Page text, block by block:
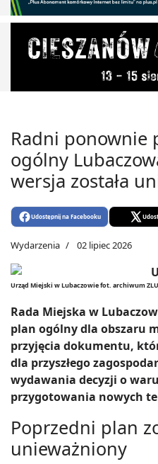
Radni ponownie
ogólny
wersja została
Udostępnij na Facebooku
Wydarzenia 02 lipiec 2026
Urząd Miejski w Lubaczowie fot. archiwum
Rada Miejska w
plan ogólny dla obszaru
przyjęcia dokumentu,
dla przyszłego
wydawania decyzji o
przygotowania nowych
Poprzedni plan
unieważniony